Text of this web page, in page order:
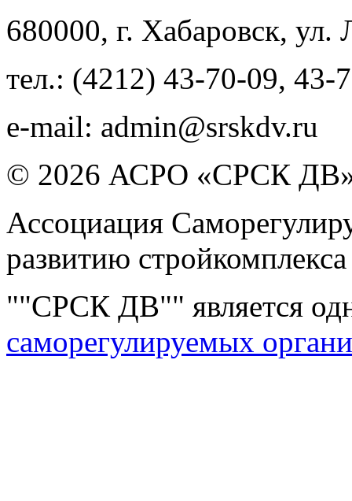
680000, г. Хабаровск, ул.
тел.: (4212) 43-70-09, 43-
e-mail: admin@srskdv.ru
© 2026 АСРО «СРСК
Ассоциация
развитию
""СРСК ДВ"" является
саморегулируемых